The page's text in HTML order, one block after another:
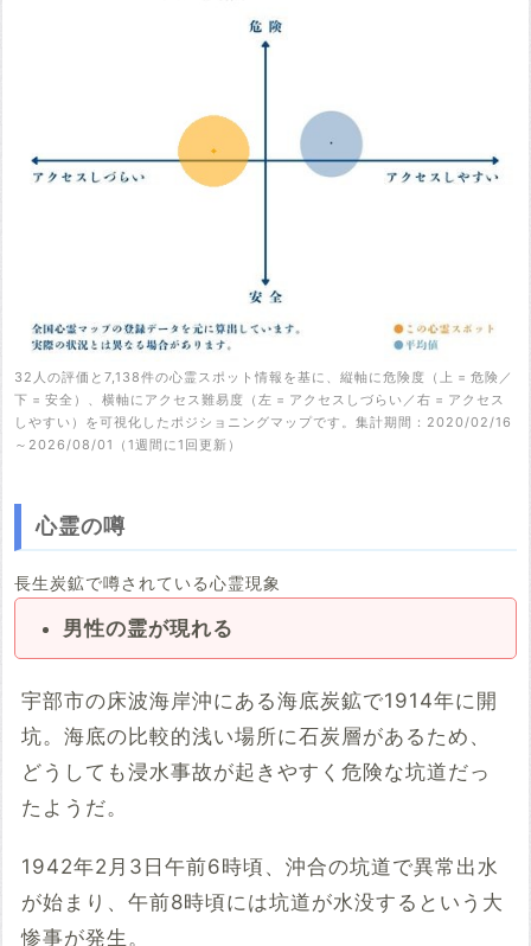
32人の評価と7,138件の心霊スポット情報を基に、縦軸に危険度（上 = 危険／
下 = 安全）、横軸にアクセス難易度（左 = アクセスしづらい／右 = アクセス
しやすい）を可視化したポジショニングマップです。集計期間：2020/02/16
～2026/08/01（1週間に1回更新）
心霊の噂
長生炭鉱で噂されている心霊現象
男性の霊が現れる
宇部市の床波海岸沖にある海底炭鉱で1914年に開
坑。海底の比較的浅い場所に石炭層があるため、
どうしても浸水事故が起きやすく危険な坑道だっ
たようだ。
1942年2月3日午前6時頃、沖合の坑道で異常出水
が始まり、午前8時頃には坑道が水没するという大
惨事が発生。